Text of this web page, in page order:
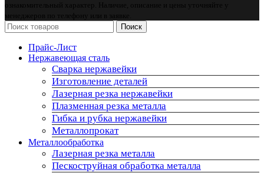
ознакомительный характер. Наличие, описание и цены уточняйте у
менеджеров по телефону или в заявке.
Поиск
Прайс-Лист
Нержавеющая сталь
Сварка нержавейки
Изготовление деталей
Лазерная резка нержавейки
Плазменная резка металла
Гибка и рубка нержавейки
Металлопрокат
Металлообработка
Лазерная резка металла
Пескоструйная обработка металла